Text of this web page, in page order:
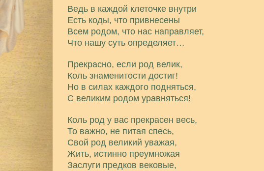
Ведь в каждой клеточке внутри
Есть коды, что привнесены
Всем родом, что нас направляет,
Что нашу суть определяет…
Прекрасно, если род велик,
Коль знаменитости достиг!
Но в силах каждого подняться,
С великим родом уравняться!
Коль род у вас прекрасен весь,
То важно, не питая спесь,
Свой род великий уважая,
Жить, истинно преумножая
Заслуги предков вековые,